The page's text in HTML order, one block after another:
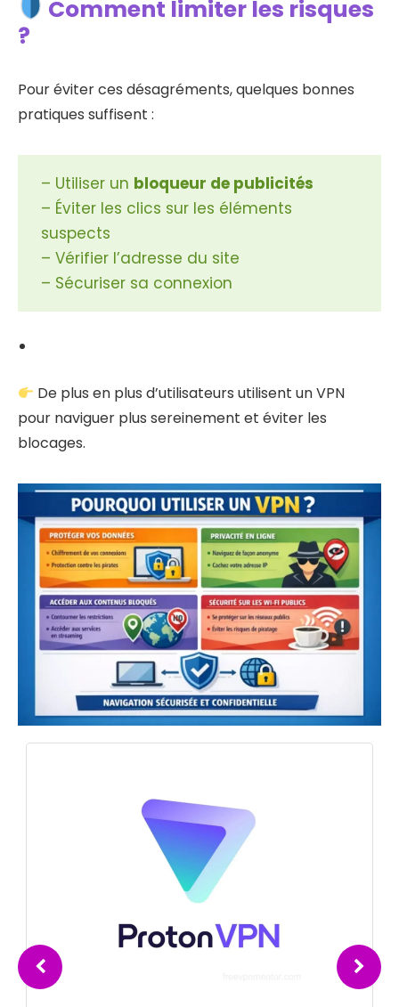
Comment limiter les risques
?
Pour éviter ces désagréments, quelques bonnes
pratiques suffisent :
– Utiliser un bloqueur de publicités
– Éviter les clics sur les éléments
suspects
– Vérifier l’adresse du site
– Sécuriser sa connexion
De plus en plus d’utilisateurs utilisent un VPN
pour naviguer plus sereinement et éviter les
blocages.